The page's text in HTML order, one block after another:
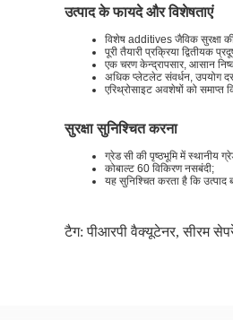
उत्पाद के फायदे और विशेषताएं
विशेष additives जैविक सुरक्षा
पूरी तैयारी प्रक्रिया द्वितीयक
एक चरण केन्द्रापसार, आसान
अधिक प्लेटलेट संवर्धन, उपयोग
एरिथ्रोसाइट अवशेषों को समाप्त
सुरक्षा सुनिश्चित करना
ग्रेड सी की पृष्ठभूमि में स्थानीय
कोबाल्ट 60 विकिरण नसबंदी;
यह सुनिश्चित करता है कि उत्पाद
टैग:पीआरपी वैक्यूटेनर, सीरम